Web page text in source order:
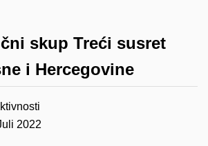
skup Treći susret
i Hercegovine
2022